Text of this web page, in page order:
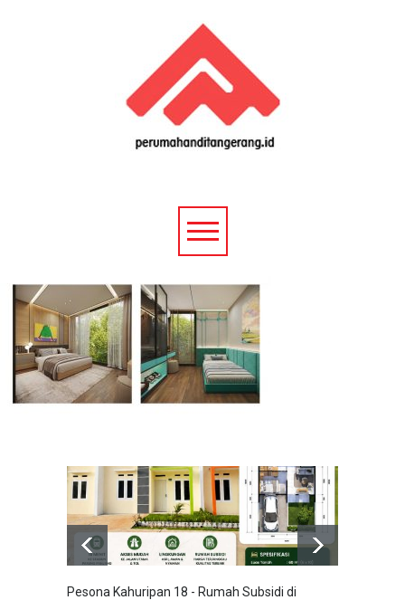
Pesona Kahuripan 18 - Rumah Subsidi di